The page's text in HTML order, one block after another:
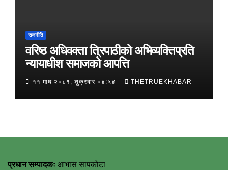
राजनीति
वरिष्ठ अधिवक्ता त्रिपाठीको अभिव्यक्तिप्रति
न्यायाधीश समाजको आपत्ति
११ माघ २०८१, शुक्रबार ०४:५४ THETRUEKHABAR
प्रधान सम्पादकः आभास सापकोटा